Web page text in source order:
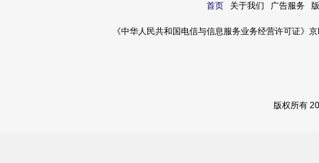
首页关于我们 广告服务
《中华人民共和国电信与信息服务业务经营许可证
版权所有